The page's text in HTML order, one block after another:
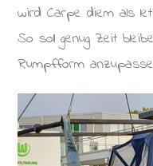
wird Carpe diem als
So soll genug Zeit
Rumpfform